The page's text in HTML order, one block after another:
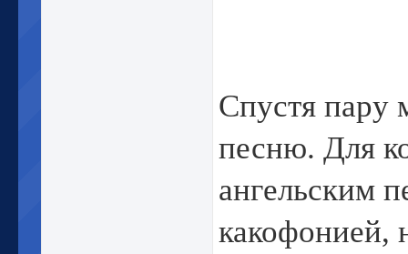
Спустя пару
песню. Для
ангельским
какофонией,